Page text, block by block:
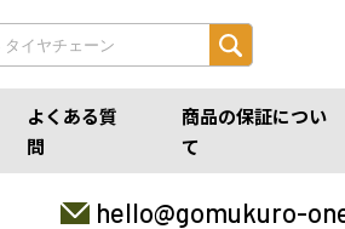
よくある質
問
商品の保証につい
て
hello@gomukuro-